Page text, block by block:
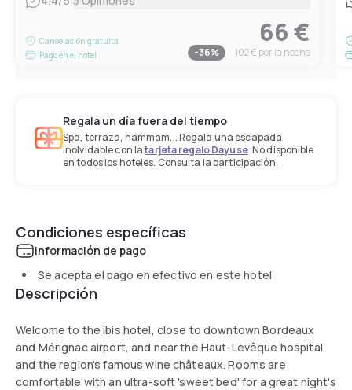
Cancelación gratuita
Pago en el hotel
66 €
-36% 102 €por la noche
Regala un día fuera del tiempo
Spa, terraza, hammam... Regala una escapada
inolvidable con latarjeta regalo Dayuse. No disponible
en todos los hoteles. Consulta la participación.
Condiciones específicas
Información de pago
Se acepta el pago en efectivo en este hotel
Descripción
Welcome to the ibis hotel, close to downtown Bordeaux
and Mérignac airport, and near the Haut-Levêque hospital
and the region's famous wine châteaux. Rooms are
comfortable with an ultra-soft 'sweet bed' for a great night's